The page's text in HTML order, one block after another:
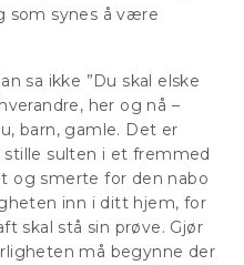
som synes å være
sa ikke ”Du skal elske
her og nå –
barn, gamle. Det er
sulten i et fremmed
og smerte for den nabo
inn i ditt hjem, for
skal stå sin prøve. Gjør
må begynne der